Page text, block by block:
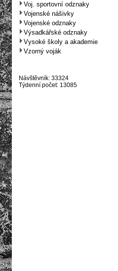
Voj. sportovní odznaky
Vojenské nášivky
Vojenské odznaky
Výsadkářské odznaky
Vysoké školy a akademie
Vzorný voják
Návštěvník: 33324
Týdenní počet: 13085